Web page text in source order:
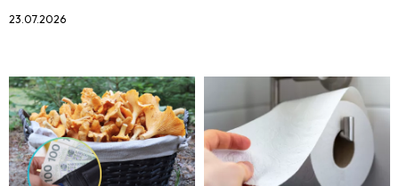
23.07.2026